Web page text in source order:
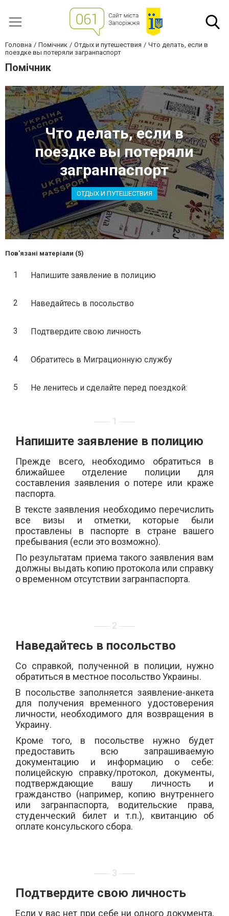
Головна Помічник Отдых и путешествия
Что делать, если в
поездке вы потеряли загранпаспорт
Помічник
Что делать, если в
поездке вы потеряли
загранпаспорт
ОТДЫХ И ПУТЕШЕСТВИЯ
Пов'язані матеріали (5)
1 Напишите заявление в полицию
2 Наведайтесь в посольство
3 Подтвердите свою личность
4 Обратитесь в Миграционную службу
5 Не ленитесь и сделайте перед поездкой:
1
Напишите заявление в полицию
Прежде всего, необходимо обратиться в
ближайшее отделение полиции для
составления заявления о потере или краже
паспорта.
В тексте заявления необходимоперечислить
все визы и отметки, которые были
проставлены в паспорте в стране вашего
пребывания (если это возможно).
По результатам приема такого заявления вам
должны выдать копию протокола или справку
о временном отсутствии загранпаспорта.
2
Наведайтесь в посольство
Со справкой, полученной в полиции, нужно
обратиться в местное посольство Украины.
В посольстве заполняется заявление-анкета
для получения временного удостоверения
личности, необходимого для возвращения в
Украину.
Кроме того, в посольстве нужно будет
предоставить всю запрашиваемую
документацию и информацию о себе:
полицейскую справку/протокол, документы,
подтверждающие вашу личность и
гражданство (например, копию внутреннего
или загранпаспорта, водительские права,
студенческий билет и т.п.), квитанцию ​​об
оплате консульского сбора.
3
Подтвердите свою личность
Если у вас нет при себе ни одного документа,